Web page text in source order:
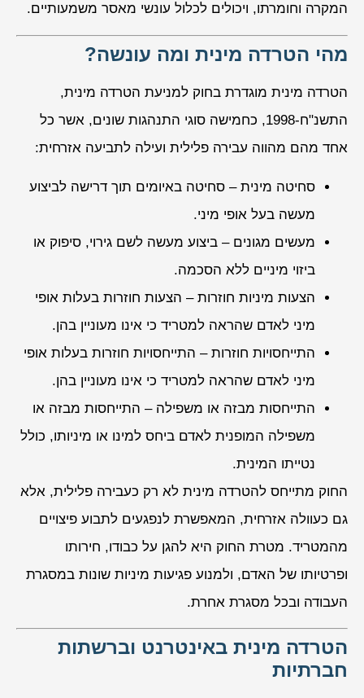
המקרה וחומרתו, ויכולים לכלול עונשי מאסר משמעותיים.
מהי הטרדה מינית ומה עונשה?
הטרדה מינית מוגדרת בחוק למניעת הטרדה מינית,
התשנ"ח-1998, כחמישה סוגי התנהגות שונים, אשר כל
אחד מהם מהווה עבירה פלילית ועילה לתביעה אזרחית:
סחיטה מינית – סחיטה באיומים תוך דרישה לביצוע
מעשה בעל אופי מיני.
מעשים מגונים – ביצוע מעשה לשם גירוי, סיפוק או
ביזוי מיניים ללא הסכמה.
הצעות מיניות חוזרות – הצעות חוזרות בעלות אופי
מיני לאדם שהראה למטריד כי אינו מעוניין בהן.
התייחסויות חוזרות – התייחסויות חוזרות בעלות אופי
מיני לאדם שהראה למטריד כי אינו מעוניין בהן.
התייחסות מבזה או משפילה – התייחסות מבזה או
משפילה המופנית לאדם ביחס למינו או מיניותו, כולל
נטייתו המינית.
החוק מתייחס להטרדה מינית לא רק כעבירה פלילית, אלא
גם כעוולה אזרחית, המאפשרת לנפגעים לתבוע פיצויים
מהמטריד. מטרת החוק היא להגן על כבודו, חירותו
ופרטיותו של האדם, ולמנוע פגיעות מיניות שונות במסגרת
העבודה ובכל מסגרת אחרת.
הטרדה מינית באינטרנט וברשתות
חברתיות